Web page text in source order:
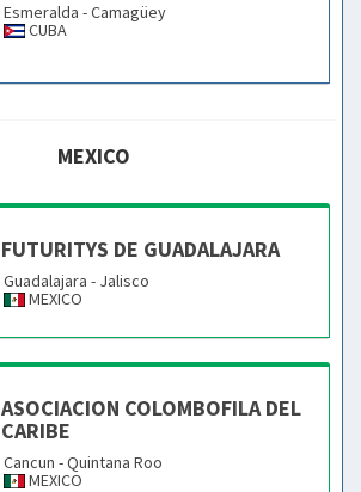
Esmeralda - Camagüey
CUBA
MEXICO
FUTURITYS DE GUADALAJARA
Guadalajara - Jalisco
MEXICO
ASOCIACION COLOMBOFILA DEL
CARIBE
Cancun - Quintana Roo
MEXICO